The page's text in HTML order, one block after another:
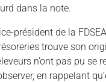
dans la note.
président de la
trouve son
n’ont pas pu se
en rappelant